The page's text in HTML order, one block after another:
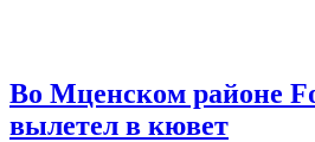
Во Мценском районе
вылетел в кювет